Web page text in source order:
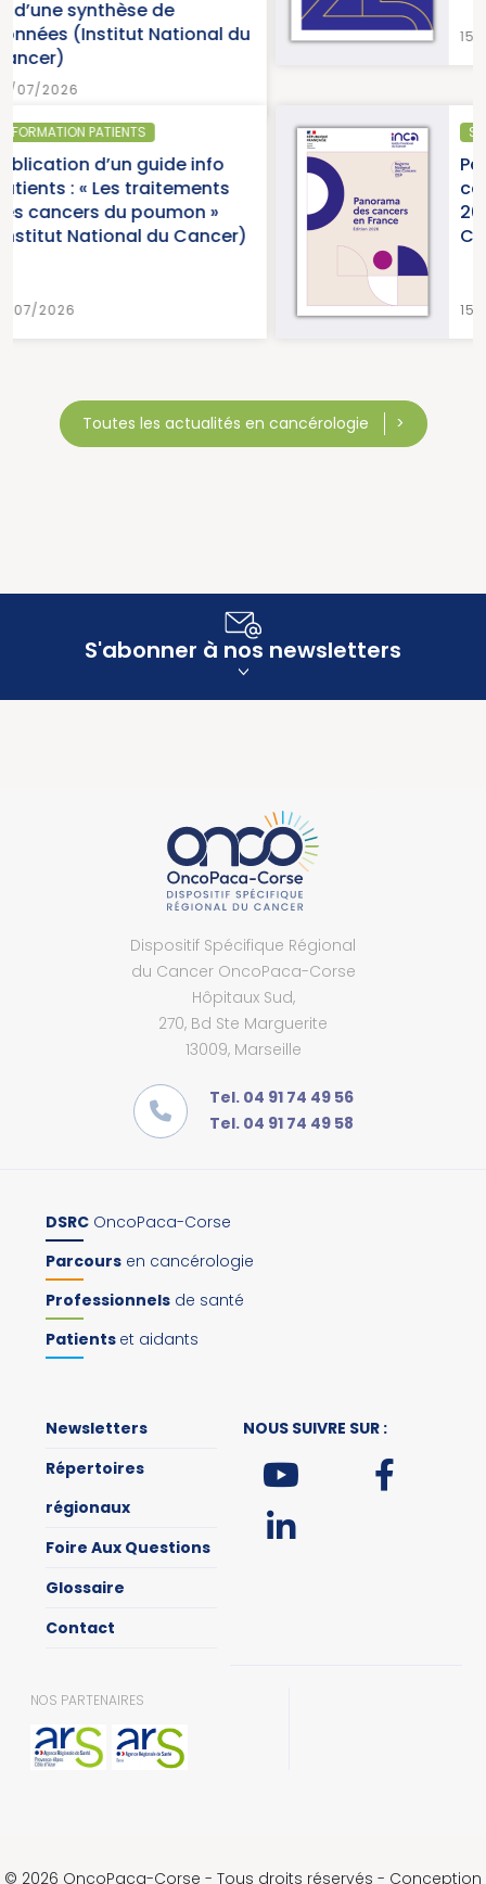
du
15/07/2026
SANTÉ PUBLIQUE - ÉPIDÉMIOLOGIE
Parution du panorama des
cancers en France, édition
2026 (Institut National du
Cancer)
15/07/2026
Toutes les actualités en cancérologie
S'abonner à nos newsletters
Dispositif Spécifique Régional
du Cancer OncoPaca-Corse
Hôpitaux Sud,
270, Bd Ste Marguerite
13009, Marseille
Tel. 04 91 74 49 56
Tel. 04 91 74 49 58
DSRC OncoPaca-Corse
Parcours en cancérologie
Professionnels de santé
Patients et aidants
Newsletters
Répertoires
régionaux
Foire Aux Questions
Glossaire
Contact
NOUS SUIVRE SUR :
NOS PARTENAIRES
© 2026 OncoPaca-Corse - Tous droits réservés - Conception